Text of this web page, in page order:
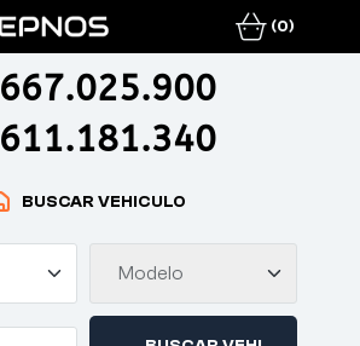
(0)
667.025.900
611.181.340
BUSCAR VEHICULO
Modelo